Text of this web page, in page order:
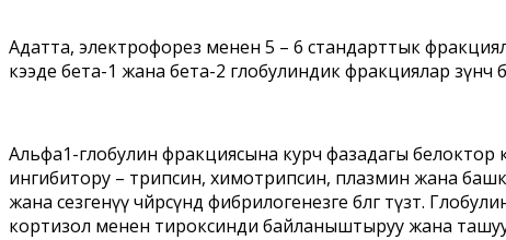
Адатта, электрофорез менен 5 – 6 стандарттык
кээде бета-1 жана бета-2 глобулиндик фракциялар өзүнчө
Альфа1-глобулин фракциясына курч фазадагы белоктор
ингибитору – трипсин, химотрипсин, плазмин жана
жана сезгенүү чөйрөсүндө фибрилогенезге өбөлгө түзөт.
кортизол менен тироксинди байланыштыруу жана